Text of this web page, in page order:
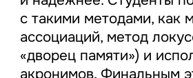
с такими методами, как
ассоциаций, метод
«дворец памяти») и
акронимов. Финальным